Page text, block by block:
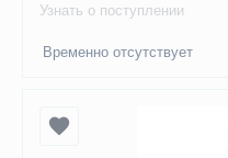
Узнать о поступлении
Временно отсутствует